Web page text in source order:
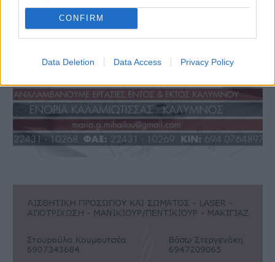
CONFIRM
Data Deletion Data Access Privacy Policy